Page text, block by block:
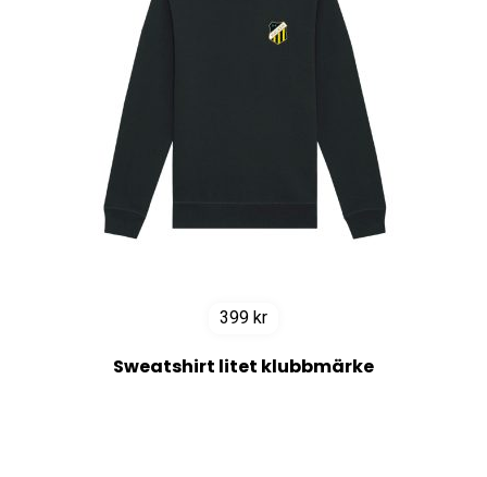
399 kr
Sweatshirt litet klubbmärke